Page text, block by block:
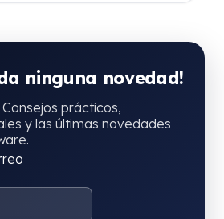
ninguna novedad!
prácticos,
y las últimas novedades